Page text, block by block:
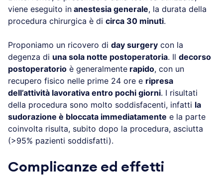
viene eseguito in anestesia generale, la durata della
procedura chirurgica è di circa 30 minuti.
Proponiamo un ricovero di day surgery con la
degenza di una sola notte postoperatoria. Il decorso
postoperatorio è generalmente rapido, con un
recupero fisico nelle prime 24 ore e ripresa
dell’attività lavorativa entro pochi giorni. I risultati
della procedura sono molto soddisfacenti, infatti la
sudorazione è bloccata immediatamente e la parte
coinvolta risulta, subito dopo la procedura, asciutta
(>95% pazienti soddisfatti).
Complicanze ed effetti